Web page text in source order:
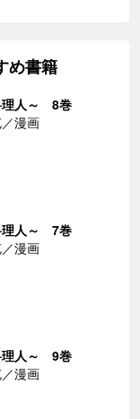
め書籍
理人～ 8巻
漫画
理人～ 7巻
漫画
理人～ 9巻
漫画